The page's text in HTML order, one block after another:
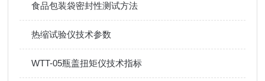
食品包装袋密封性测试方法
热缩试验仪技术参数
WTT-05瓶盖扭矩仪技术指标